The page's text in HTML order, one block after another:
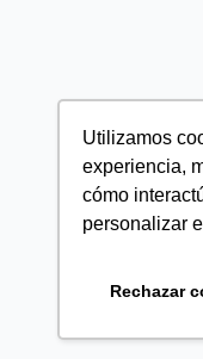
Utilizamos
experiencia,
cómo
personalizar
Rechazar